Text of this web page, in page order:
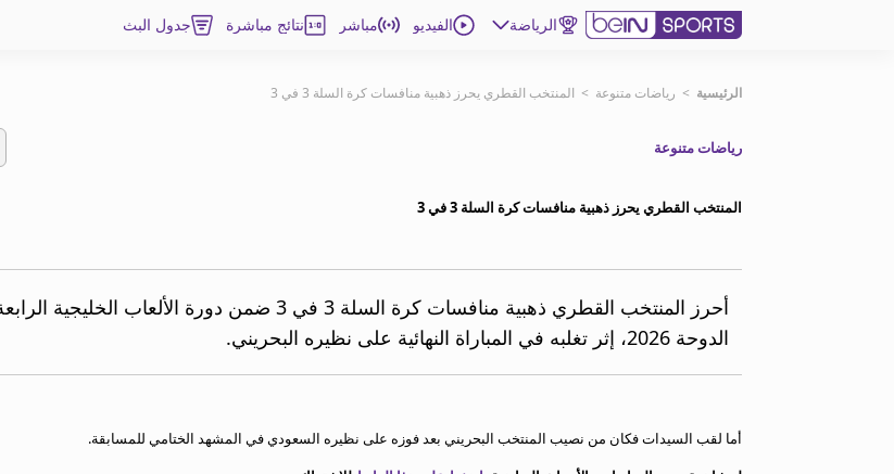
الرياضة الفيديو مباشر نتائج مباشرة جدول البث
اشترك
MENA
إدارة التنبيهات
انضم إلى قائمة النشرة الإخبارية
beIN CONNECT
beIN MEDIA GROUP
الأسئلة الأكثر شيوعاً
الرئيسية > رياضات متنوعة > المنتخب القطري يحرز ذهبية منافسات كرة السلة 3 في 3
رياضات متنوعة
المنتخب القطري يحرز ذهبية منافسات كرة السلة 3 في 3
أحرز المنتخب القطري ذهبية منافسات كرة السلة 3 في 3 ضمن دورة الألعاب الخليجية
الدوحة 2026، إثر تغلبه في المباراة النهائية على نظيره البحريني.
أما لقب السيدات فكان من نصيب المنتخب البحريني بعد فوزه على نظيره السعودي في المشهد الختامي للمسابقة.